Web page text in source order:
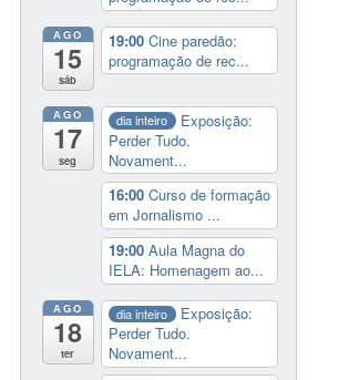
AGO
15
sáb
19:00 Cine paredão:
programação de rec...
AGO
17
seg
dia inteiro
Exposição:
Perder Tudo.
Novament...
16:00 Curso de formação
em Jornalismo ...
19:00 Aula Magna do
IELA: Homenagem ao...
AGO
18
ter
dia inteiro
Exposição:
Perder Tudo.
Novament...